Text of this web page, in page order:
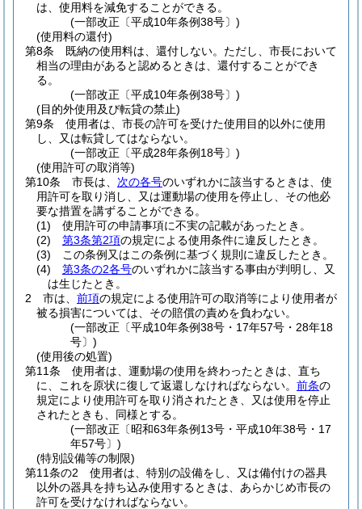
は、使用料を減免することができる。
(一部改正〔平成10年条例38号〕)
(使用料の還付)
第8条
既納の使用料は、還付しない。 ただし、市長において
相当の理由があると認めるときは、還付することができ
る。
(一部改正〔平成10年条例38号〕)
(目的外使用及び転貸の禁止)
第9条
使用者は、市長の許可を受けた使用目的以外に使用
し、又は転貸してはならない。
(一部改正〔平成28年条例18号〕)
(使用許可の取消等)
第10条
市長は、 次の各号のいずれかに該当するときは、使
用許可を取り消し、又は運動場の使用を停止し、その他必
要な措置を講ずることができる。
(1)
使用許可の申請事項に不実の記載があったとき。
(2)
第3条第2項の規定による使用条件に違反したとき。
(3)
この条例又はこの条例に基づく規則に違反したとき。
(4)
第3条の2各号のいずれかに該当する事由が判明し、又
は生じたとき。
2
市は、 前項の規定による使用許可の取消等により使用者が
被る損害については、その賠償の責めを負わない。
(一部改正〔平成10年条例38号・17年57号・28年18
号〕)
(使用後の処置)
第11条
使用者は、運動場の使用を終わったときは、直ち
に、これを原状に復して返還しなければならない。 前条の
規定により使用許可を取り消されたとき、又は使用を停止
されたときも、同様とする。
(一部改正〔昭和63年条例13号・平成10年38号・17
年57号〕)
(特別設備等の制限)
第11条の2
使用者は、特別の設備をし、又は備付けの器具
以外の器具を持ち込み使用するときは、あらかじめ市長の
許可を受けなければならない。